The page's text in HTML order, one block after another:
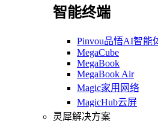
智能终端
Pinvou品悟AI智能
MegaCube
MegaBook
MegaBook Air
Magic家用网络
MagicHub云屏
灵犀解决方案